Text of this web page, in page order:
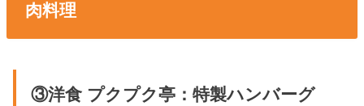
肉料理
③洋食 プクプク亭：特製ハンバーグ